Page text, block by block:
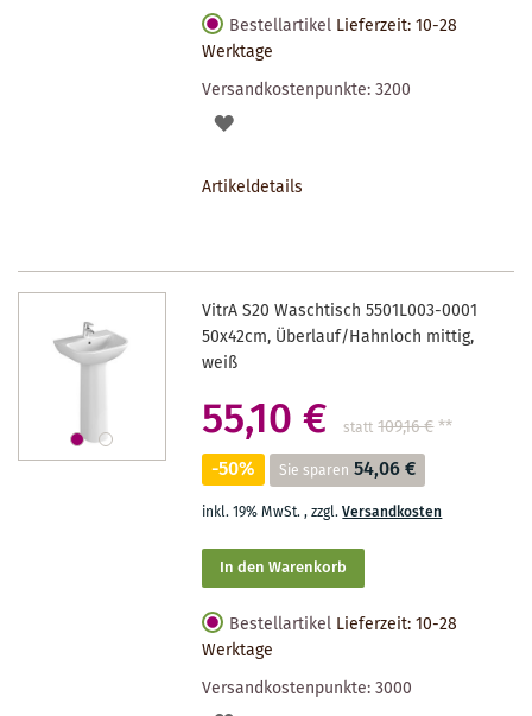
Bestellartikel Lieferzeit: 10-28
Werktage
Versandkostenpunkte:3200
AUF
Artikeldetails
VitrA S20 Waschtisch 5501L003-0001
50x42cm, Überlauf/Hahnloch mittig,
weiß
55,10 € statt 109,16 €**
-50% Sie sparen 54,06 €
inkl. 19% MwSt.,zzgl.Versandkosten
In den Warenkorb
Bestellartikel Lieferzeit: 10-28
Werktage
Versandkostenpunkte:3000